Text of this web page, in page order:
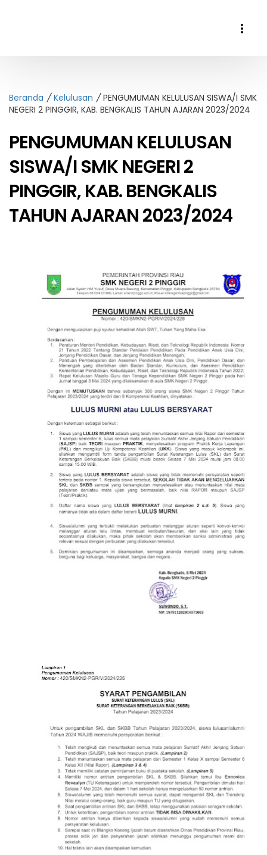
Beranda Kelulusan
PENGUMUMAN KELULUSAN SISWA/I SMK
NEGERI 2 PINGGIR, KAB. BENGKALIS TAHUN AJARAN 2023/2024
PENGUMUMAN KELULUSAN
SISWA/I SMK NEGERI 2
PINGGIR, KAB. BENGKALIS
TAHUN AJARAN 2023/2024